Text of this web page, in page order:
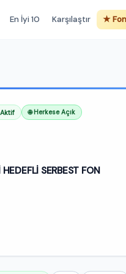
En İyi 10 Karşılaştır ★
Aktif 🌐 Herkese Açık
SERBEST FON